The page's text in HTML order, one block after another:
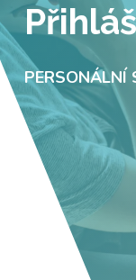
PERSONÁLNÍ